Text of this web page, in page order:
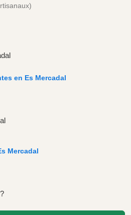
en Es Mercadal
Mercadal